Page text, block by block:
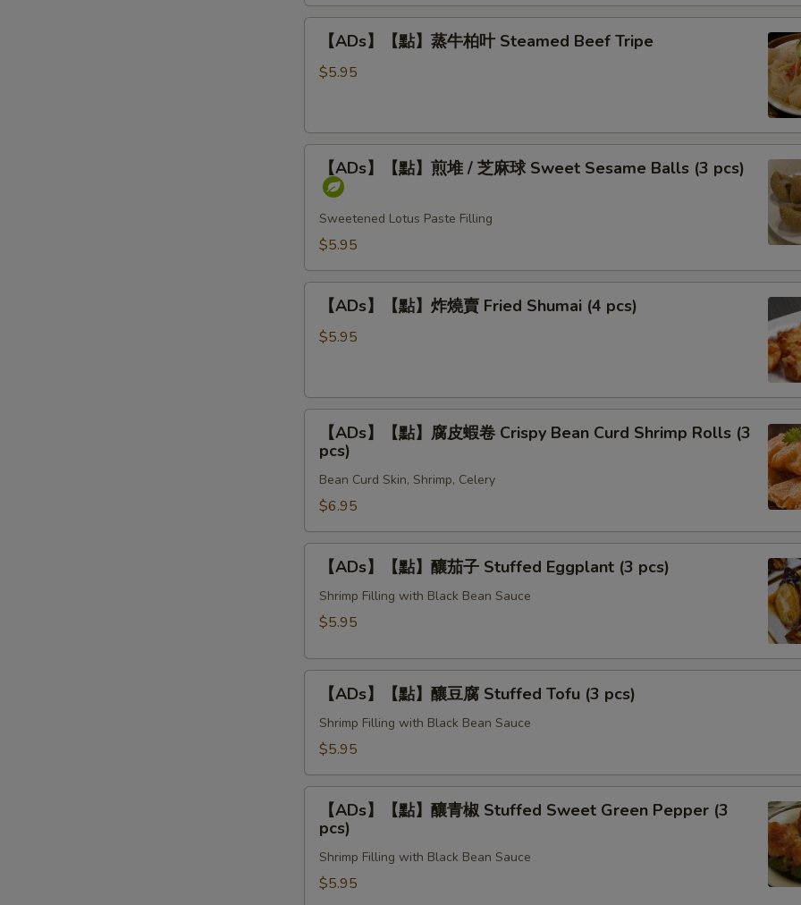
雞
Lotus
Wrapped
Sticky
【ADs】
【點】
叶
Steamed
Beef
Tripe
【ADs】【點】蒸牛柏叶 Steamed Beef Tripe
$5.95
【ADs】
【點】
麻
Sweet
Sesame
(3
pcs)
【ADs】【點】煎堆 / 芝麻球 Sweet Sesame Balls (3 pcs)
Sweetened Lotus Paste Filling
$5.95
【ADs】
【點】
Fried
Shumai
pcs)
【ADs】【點】炸燒賣 Fried Shumai (4 pcs)
$5.95
【ADs】
【點】
卷
Crispy
Bean
Curd
Shrimp
Rolls
(3
pcs)
【ADs】【點】腐皮蝦卷 Crispy Bean Curd Shrimp Rolls (3
pcs)
Bean Curd Skin, Shrimp, Celery
$6.95
【ADs】
【點】
Stuffed
Eggplant
pcs)
【ADs】【點】釀茄子 Stuffed Eggplant (3 pcs)
Shrimp Filling with Black Bean Sauce
$5.95
【ADs】
【點】
Stuffed
pcs)
【ADs】【點】釀豆腐 Stuffed Tofu (3 pcs)
Shrimp Filling with Black Bean Sauce
$5.95
【ADs】
【點】【ADs】【點】釀青椒 Stuffed Sweet Green Pepper (3
pcs)
Shrimp Filling with Black Bean Sauce
$5.95